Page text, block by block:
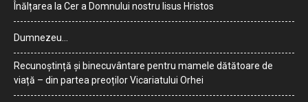
Înălțarea la Cer a Domnului nostru Iisus Hristos
Dumnezeu…
Recunoștință și binecuvântare pentru mamele dătătoare de
viață – din partea preoților Vicariatului Orhei